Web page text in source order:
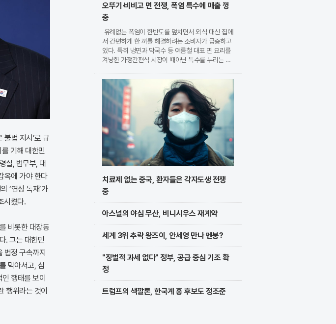
불법 지시’로 규
기해 대한민
실, 법무부, 대
옥에 가야 한다
‘연성 독재’가
시켰다.
비롯한 대장동
. 그는 대한민
법정 구속까지
막아서고, 심
행태를 보이
행위라는 것이
오뚜기·비비고 면 전쟁, 폭염 특수에 매출 껑
충
유례없는 폭염이 한반도를 덮치면서 외식 대신 집에
서 간편하게 한 끼를 해결하려는 소비자가 급증하고
있다. 특히 냉면과 막국수 등 여름철 대표 면 요리를
겨냥한 가정간편식 시장이 때아닌 특수를 누리는 모
현한 고품질 제품을 앞세워 시장 점유율 확대에 박차
를 가하고
치료제 없는 중국, 환자들은 각자도생 전쟁
중
아스널의 야심 무산, 비니시우스 재계약
세계 3위 추락 왕즈이, 안세영 만나 멘붕?
"징벌적 과세 없다" 정부, 공급 중심 기조 확
정
트럼프의 색깔론, 한국계 홍 후보도 정조준